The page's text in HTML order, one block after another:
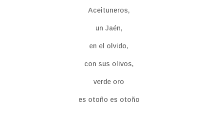
Aceituneros,
un Jaén,
en el olvido,
con sus olivos,
verde oro
es otoño es otoño